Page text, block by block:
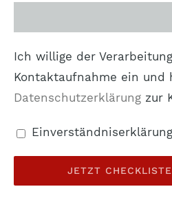
Ich willige der
Kontaktaufnahme ein und
Datenschutzerklärungzur
Einverständniserklärung